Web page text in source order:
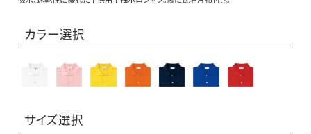
カラー選択
サイズ選択